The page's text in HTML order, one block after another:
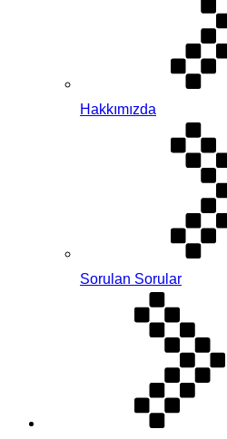
Hakkımızda
Sorulan Sorular